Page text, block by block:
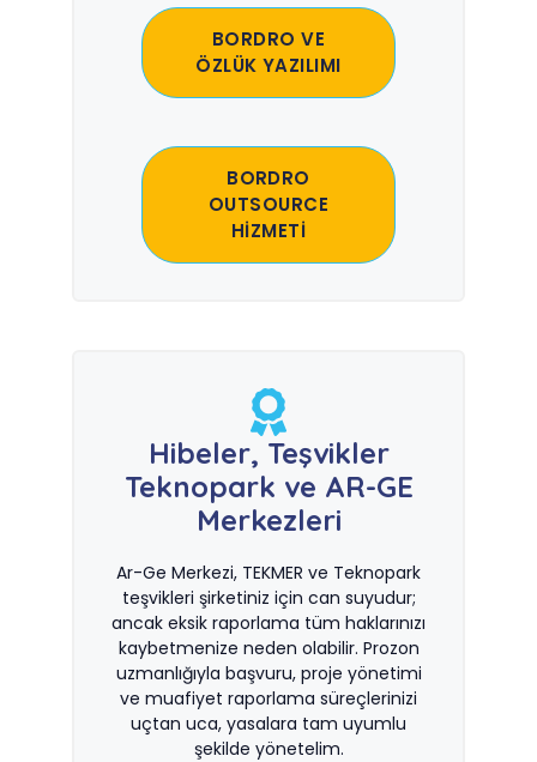
BORDRO VE
ÖZLÜK YAZILIMI
BORDRO
OUTSOURCE
HİZMETİ
Hibeler, Teşvikler
Teknopark ve AR-GE
Merkezleri
Ar-Ge Merkezi, TEKMER ve Teknopark
teşvikleri şirketiniz için can suyudur;
ancak eksik raporlama tüm haklarınızı
kaybetmenize neden olabilir. Prozon
uzmanlığıyla başvuru, proje yönetimi
ve muafiyet raporlama süreçlerinizi
uçtan uca, yasalara tam uyumlu
şekilde yönetelim.